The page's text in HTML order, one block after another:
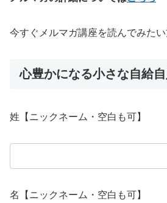
今すぐメルマガ講座を読んでみた
心豊かになる小さな自給
姓【ニックネーム・空白も可】
名【ニックネーム・空白も可】